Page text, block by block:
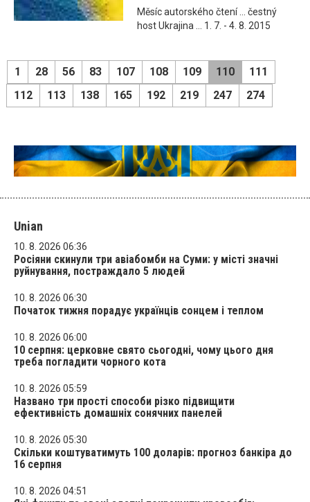
Měsíc autorského čtení ... čestný
host Ukrajina ... 1. 7. - 4. 8. 2015
1 28 56 83 107 108 109 110
111
112
113 138 165 192 219 247 274
Unian
10. 8. 2026 06:36
Росіяни скинули три авіабомби на Суми: у місті значні
руйнування, постраждало 5 людей
10. 8. 2026 06:30
Початок тижня порадує українців сонцем і теплом
10. 8. 2026 06:00
10 серпня: церковне свято сьогодні, чому цього дня
треба погладити чорного кота
10. 8. 2026 05:59
Названо три прості способи різко підвищити
ефективність домашніх сонячних панелей
10. 8. 2026 05:30
Скільки коштуватимуть 100 доларів: прогноз банкіра до
16 серпня
10. 8. 2026 04:51